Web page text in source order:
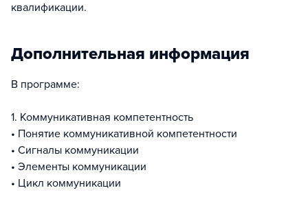
квалификации.
Дополнительная информация
В программе:
1. Коммуникативная компетентность
• Понятие коммуникативной компетентности
• Сигналы коммуникации
• Элементы коммуникации
• Цикл коммуникации